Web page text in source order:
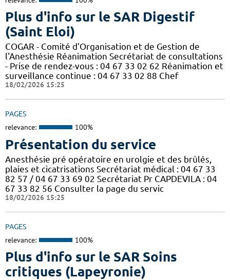
Plus d'info sur le SAR Digestif
(Saint Eloi)
COGAR - Comité d'Organisation et de Gestion de
l'Anesthésie Réanimation Secrétariat de consultations
- Prise de rendez-vous : 04 67 33 02 62 Réanimation et
surveillance continue : 04 67 33 02 88 Chef
18/02/2026 15:25
PAGES
relevance: 100%
Présentation du service
Anesthésie pré opératoire en urolgie et des brûlés,
plaies et cicatrisations Secrétariat médical : 04 67 33
82 57 / 04 67 33 69 02 Secrétariat Pr CAPDEVILA : 04
67 33 82 56 Consulter la page du servic
18/02/2026 15:25
PAGES
relevance: 100%
Plus d'info sur le SAR Soins
critiques (Lapeyronie)